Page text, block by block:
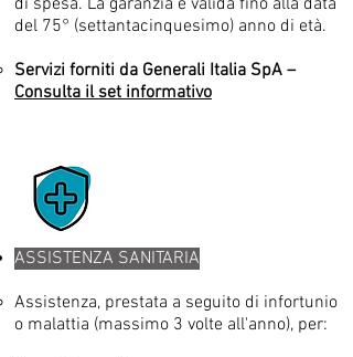
di spesa. La garanzia è valida fino alla data
del 75° (settantacinquesimo) anno di età.
Servizi forniti da Generali Italia SpA –
Consulta il set informativo
ASSISTENZA SANITARIA
Assistenza, prestata a seguito di infortunio
o malattia (massimo 3 volte all'anno), per: